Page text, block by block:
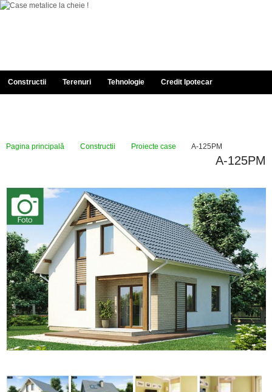
Constructii Terenuri Tehnologie Credit Ipotecar
Pagina principală Constructii Proiecte case A-125PM
A-125PM